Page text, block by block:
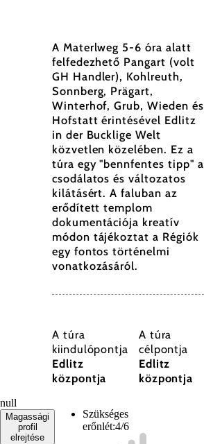
A Materlweg 5-6 óra alatt
felfedezhető Pangart (volt
GH Handler), Kohlreuth,
Sonnberg, Prägart,
Winterhof, Grub, Wieden és
Hofstatt érintésével Edlitz
in der Bucklige Welt
közvetlen közelében. Ez a
túra egy "bennfentes tipp" a
csodálatos és változatos
kilátásért. A faluban az
erődített templom
dokumentációja kreatív
módon tájékoztat a Régiók
egy fontos történelmi
vonatkozásáról.
A túra
kiindulópontja
Edlitz
központja
A túra
célpontja
Edlitz
központja
null
Magassági
profil
elrejtése
Szükséges
erőnlét:4/6